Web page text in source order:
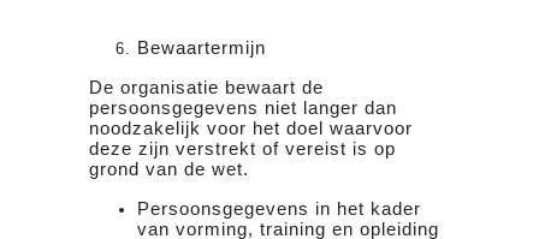
Bewaartermijn
De organisatie bewaart de
persoonsgegevens niet langer dan
noodzakelijk voor het doel waarvoor
deze zijn verstrekt of vereist is op
grond van de wet.
Persoonsgegevens in het kader
van vorming, training en opleiding